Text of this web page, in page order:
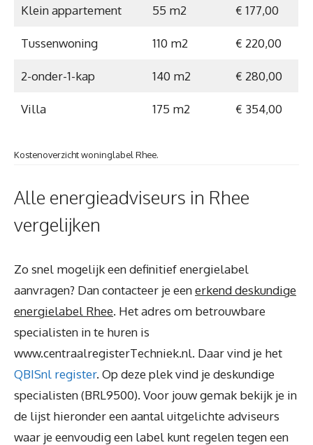
Klein appartement 55 m2 € 177,00
Tussenwoning 110 m2 € 220,00
2-onder-1-kap 140 m2 € 280,00
Villa 175 m2 € 354,00
Kostenoverzicht woninglabel Rhee.
Alle energieadviseurs in Rhee
vergelijken
Zo snel mogelijk een definitief energielabel
aanvragen? Dan contacteer je eenerkend deskundige
energielabel Rhee. Het adres om betrouwbare
specialisten in te huren is
www.centraalregisterTechniek.nl. Daar vind je het
QBISnl register. Op deze plek vind je deskundige
specialisten (BRL9500). Voor jouw gemak bekijk je in
de lijst hieronder een aantal uitgelichte adviseurs
waar je eenvoudig een label kunt regelen tegen een